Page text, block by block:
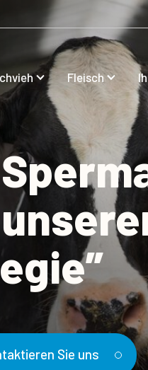
Fleisch
Sie uns